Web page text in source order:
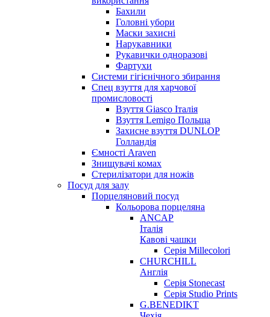
Бахили
Головні убори
Маски захисні
Нарукавники
Рукавички одноразові
Фартухи
Системи гігієнічного збирання
Спец взуття для харчової
промисловості
Взуття Giasco Італія
Взуття Lemigo Польща
Захисне взуття DUNLOP
Голландія
Ємності Araven
Знищувачі комах
Стерилізатори для ножів
Посуд для залу
Порцеляновий посуд
Кольорова порцеляна
ANCAP
Італія
Кавові чашки
Серія Millecolori
CHURCHILL
Англія
Серія Stonecast
Серія Studio Prints
G.BENEDIKT